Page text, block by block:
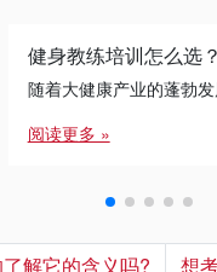
阅读更多 »
解它的含义吗? 想